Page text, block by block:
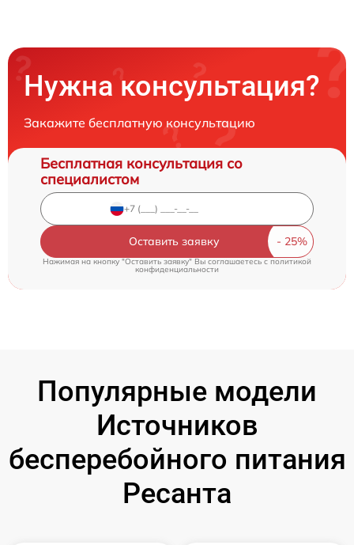
Нужна консультация?
Закажите бесплатную консультацию
Бесплатная консультация со
специалистом
Оставить заявку
Нажимая на кнопку "Оставить заявку" Вы соглашаетесь cполитикой
конфиденциальности
Популярные модели
Источников
бесперебойного питания
Ресанта